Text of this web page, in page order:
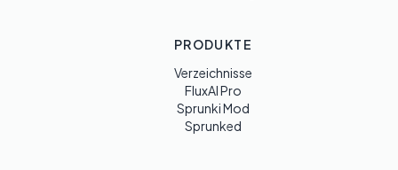
PRODUKTE
Verzeichnisse
FluxAI Pro
Sprunki Mod
Sprunked